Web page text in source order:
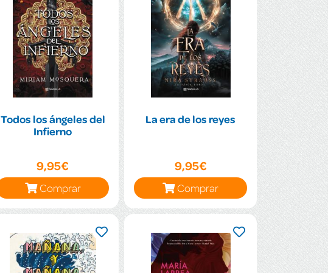
Todos los ángeles del
Infierno
9,95€
Comprar
La era de los reyes
9,95€
Comprar